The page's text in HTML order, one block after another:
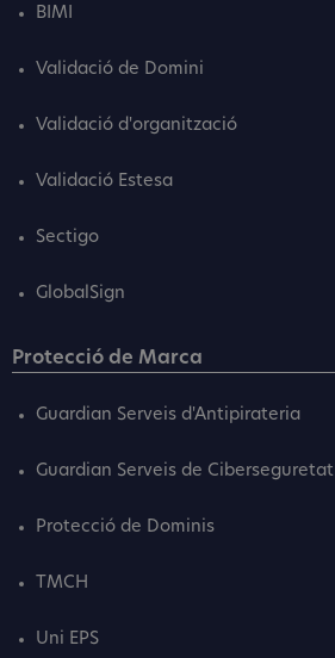
BIMI
Validació de Domini
Validació d'organització
Validació Estesa
Sectigo
GlobalSign
Protecció de Marca
Guardian Serveis d'Antipirateria
Guardian Serveis de Ciberseguretat
Protecció de Dominis
TMCH
Uni EPS